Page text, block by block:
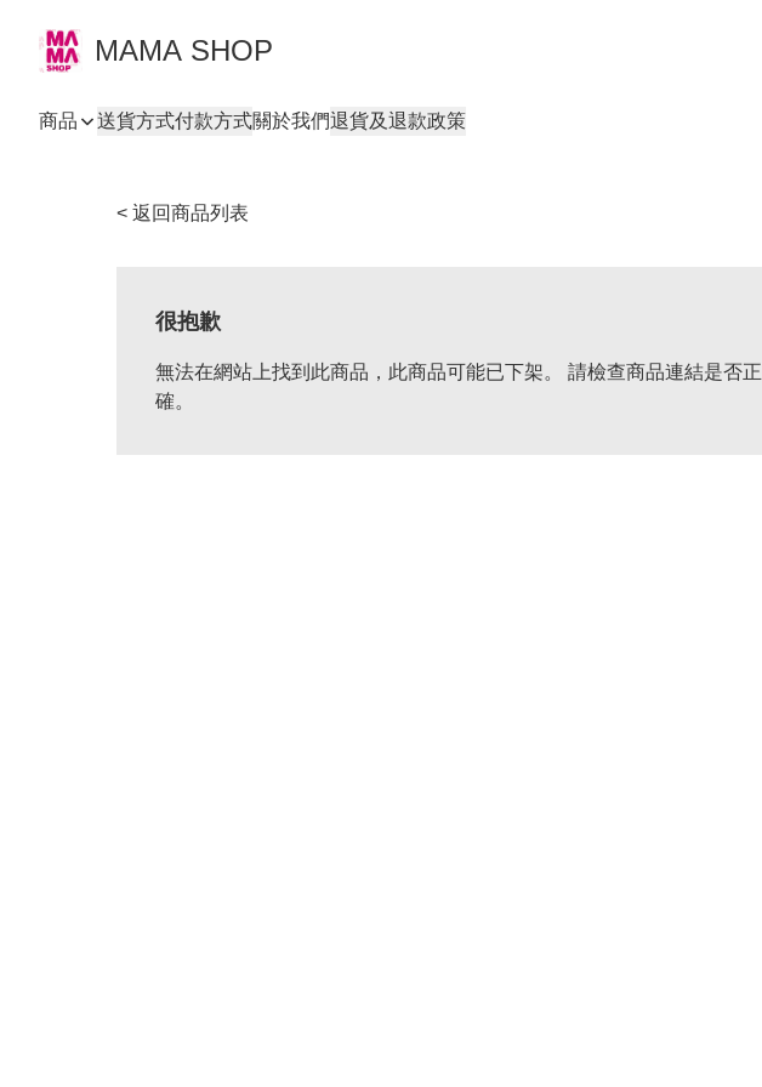
MAMA SHOP
商品 送貨方式付款方式關於我們退貨及退款政策
< 返回商品列表
很抱歉
無法在網站上找到此商品，此商品可能已下架。 請檢查商品連結是否正
確。